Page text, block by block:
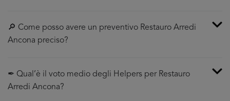
🔎 Come posso avere un preventivo Restauro Arredi
Ancona preciso?
✒ Qual’è il voto medio degli Helpers per Restauro
Arredi Ancona?